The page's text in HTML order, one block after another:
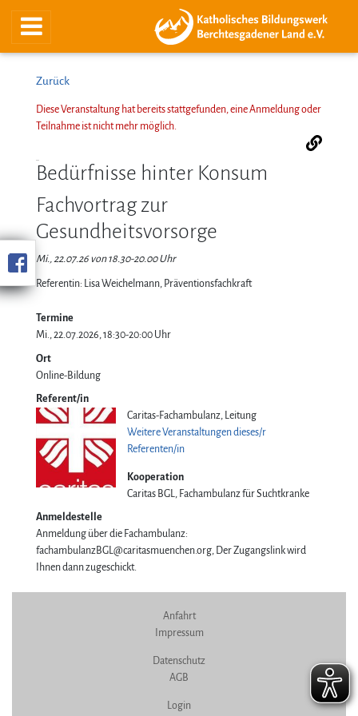
Zurück
Diese Veranstaltung hat bereits stattgefunden, eine Anmeldung oder
Teilnahme ist nicht mehr möglich.
Bedürfnisse hinter Konsum
Fachvortrag zur
Gesundheitsvorsorge
Mi., 22.07.26 von 18.30-20.00 Uhr
Referentin: Lisa Weichelmann, Präventionsfachkraft
Termine
Mi., 22.07.2026, 18:30-20:00 Uhr
Ort
Online-Bildung
Referent/in
Caritas-Fachambulanz, Leitung
Weitere Veranstaltungen dieses/r
Referenten/in
Kooperation
Caritas BGL, Fachambulanz für Suchtkranke
Anmeldestelle
Anmeldung über die Fachambulanz:
fachambulanzBGL@caritasmuenchen.org, Der Zugangslink wird
Ihnen dann zugeschickt.
Anfahrt
Impressum
Datenschutz
AGB
Login